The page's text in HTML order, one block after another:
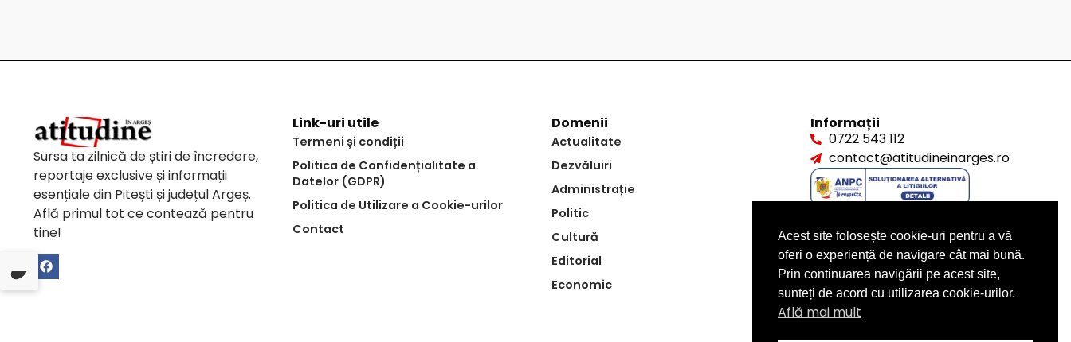
Sursa ta zilnică de știri de încredere,
reportaje exclusive și informații
esențiale din Pitești și județul Argeș.
Află primul tot ce contează pentru
tine!
Link-uri utile
Termeni și condiții
Politica de Confidențialitate a
Datelor (GDPR)
Politica de Utilizare a Cookie-urilor
Contact
Domenii
Actualitate
Dezvăluiri
Administrație
Politic
Cultură
Editorial
Economic
Informații
0722 543 112
contact@atitudineinarges.ro
Acest site folosește cookie-uri pentru a vă
oferi o experiență de navigare cât mai bună.
Prin continuarea navigării pe acest site,
sunteți de acord cu utilizarea cookie-urilor.
Află mai mult